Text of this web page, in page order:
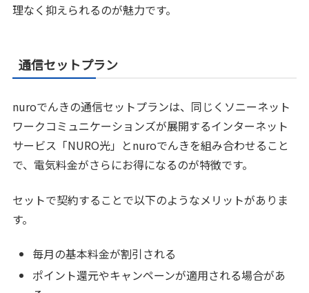
理なく抑えられるのが魅力です。
通信セットプラン
nuroでんきの通信セットプランは、同じくソニーネット
ワークコミュニケーションズが展開するインターネット
サービス「NURO光」とnuroでんきを組み合わせること
で、電気料金がさらにお得になるのが特徴です。
セットで契約することで以下のようなメリットがありま
す。
毎月の基本料金が割引される
ポイント還元やキャンペーンが適用される場合があ